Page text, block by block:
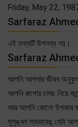
Friday, May 22,
Sarfaraz Ahmed
এই তথ্যটি উপলব্ধ নয়।
Sarfaraz Ahmed
আপনি আপনার জীবন অনুকুল
আপনি রুপোর চামচ নিয়ে
আর আপনি কোনো উপকার
সুশৃঙ্খল স্বভাবের, যেটা